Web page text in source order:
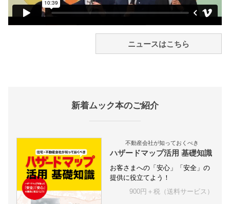
ニュースはこちら
新着ムック本のご紹介
不動産会社が知っておくべき
ハザードマップ活用 基礎知識
お客さまへの「安心」「安全」の
提供に役立てよう！
900円＋税（送料サービス）